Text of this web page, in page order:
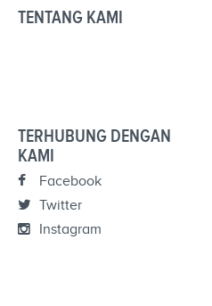
TENTANG KAMI
TERHUBUNG DENGAN
KAMI
Facebook
Twitter
Instagram